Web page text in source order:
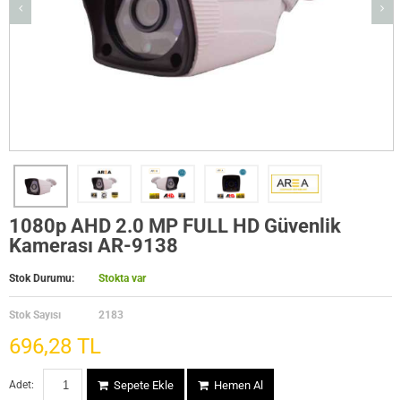
1080p AHD 2.0 MP FULL HD Güvenlik
Kamerası AR-9138
Stok Durumu: Stokta var
Stok Sayısı 2183
696,28 TL
Adet: Sepete Ekle Hemen Al